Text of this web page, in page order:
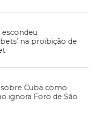
escondeu
na proibição de
Cuba como
ignora Foro de São